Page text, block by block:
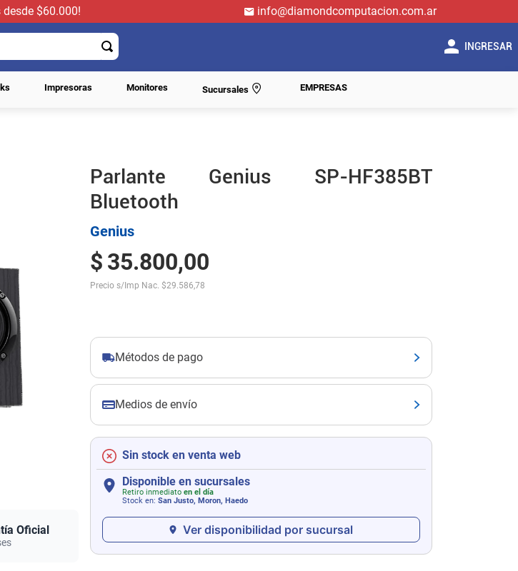
desde $60.000!
info@diamondcomputacion.com.ar
INGRESAR
Impresoras Monitores Sucursales EMPRESAS
Oficial
Parlante Genius SP-HF385BT
Bluetooth
Genius
$ 35.800,00
Precio s/Imp Nac. $29.586,78
Métodos de pago
Medios de envío
Sin stock en venta web
Disponible en sucursales
Retiro inmediato en el día
Stock en: San Justo, Moron, Haedo
Ver disponibilidad por sucursal